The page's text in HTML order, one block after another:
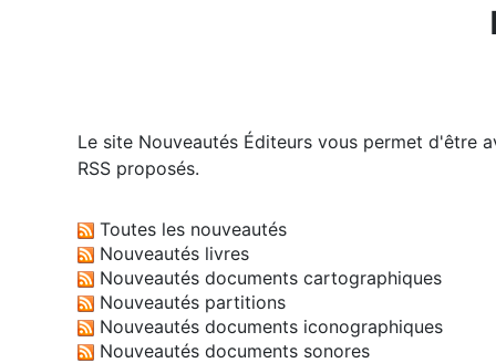
Le site Nouveautés Éditeurs vous permet d'être
RSS proposés.
Toutes les nouveautés
Nouveautés livres
Nouveautés documents cartographiques
Nouveautés partitions
Nouveautés documents iconographiques
Nouveautés documents sonores